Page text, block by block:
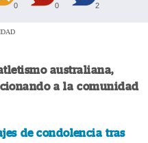
0 0 2
australiana,
a la comunidad
de condolencia tras